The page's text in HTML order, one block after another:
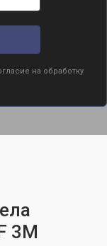
на обработку
3M